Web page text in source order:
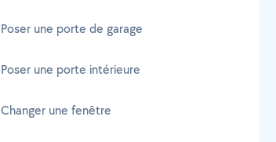
Poser une porte de garage
Poser une porte intérieure
Changer une fenêtre